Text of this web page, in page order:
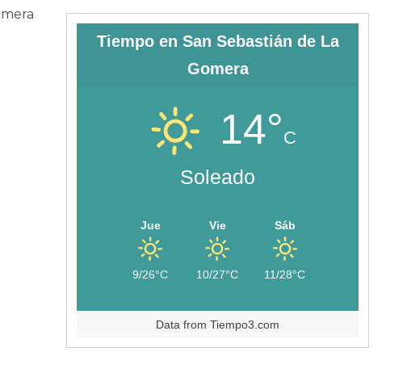
Tiempo en San Sebastián de La
Gomera
14°C
Soleado
Jue
9/26°C
Vie
10/27°C
Sáb
11/28°C
Data from Tiempo3.com